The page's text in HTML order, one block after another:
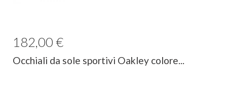
182,00 €
Occhiali da sole sportivi Oakley colore...